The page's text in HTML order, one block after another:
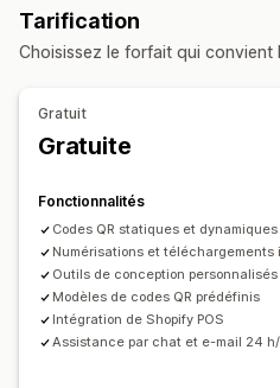
Gestion des SKU
Intégration de code-barres
Impression automatique
Éléments personnalisés
Tarification
Choisissez le forfait qui convient
Gratuit
Gratuite
Fonctionnalités
Codes QR statiques et
Numérisations et téléchargements
Outils de conception personnalisés
Modèles de codes QR prédéfinis
Intégration de Shopify POS
Assistance par chat et e-mail 24